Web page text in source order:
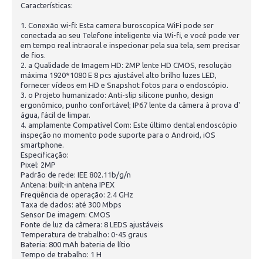
Características:
1. Conexão wi-fi: Esta camera buroscopica WiFi pode ser
conectada ao seu Telefone inteligente via Wi-fi, e você pode ver
em tempo real intraoral e inspecionar pela sua tela, sem precisar
de fios.
2. a Qualidade de Imagem HD: 2MP lente HD CMOS, resolução
máxima 1920*1080 E 8 pcs ajustável alto brilho luzes LED,
fornecer vídeos em HD e Snapshot fotos para o endoscópio.
3. o Projeto humanizado: Anti-slip silicone punho, design
ergonômico, punho confortável; IP67 lente da câmera à prova d'
água, fácil de limpar.
4. amplamente Compatível Com: Este último dental endoscópio
inspeção no momento pode suporte para o Android, iOS
smartphone.
Especificação:
Pixel: 2MP
Padrão de rede: IEE 802.11b/g/n
Antena: built-in antena IPEX
Freqüência de operação: 2.4 GHz
Taxa de dados: até 300 Mbps
Sensor De imagem: CMOS
Fonte de luz da câmera: 8 LEDS ajustáveis
Temperatura de trabalho: 0-45 graus
Bateria: 800 mAh bateria de lítio
Tempo de trabalho: 1 H